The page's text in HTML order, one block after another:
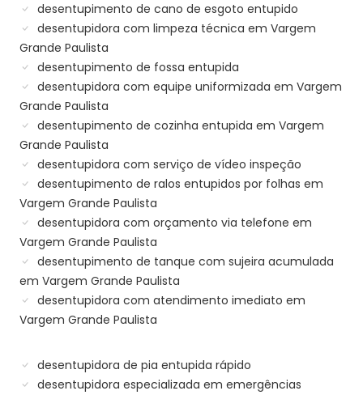
desentupimento de cano de esgoto entupido
desentupidora com limpeza técnica em Vargem
Grande Paulista
desentupimento de fossa entupida
desentupidora com equipe uniformizada em Vargem
Grande Paulista
desentupimento de cozinha entupida em Vargem
Grande Paulista
desentupidora com serviço de vídeo inspeção
desentupimento de ralos entupidos por folhas em
Vargem Grande Paulista
desentupidora com orçamento via telefone em
Vargem Grande Paulista
desentupimento de tanque com sujeira acumulada
em Vargem Grande Paulista
desentupidora com atendimento imediato em
Vargem Grande Paulista
desentupidora de pia entupida rápido
desentupidora especializada em emergências